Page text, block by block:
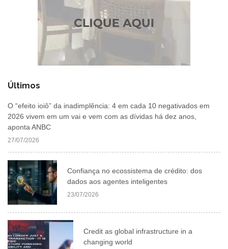
Últimos
O “efeito ioiô” da inadimplência: 4 em cada 10 negativados em
2026 vivem em um vai e vem com as dívidas há dez anos,
aponta ANBC
27/07/2026
Confiança no ecossistema de crédito: dos
dados aos agentes inteligentes
23/07/2026
Credit as global infrastructure in a
changing world